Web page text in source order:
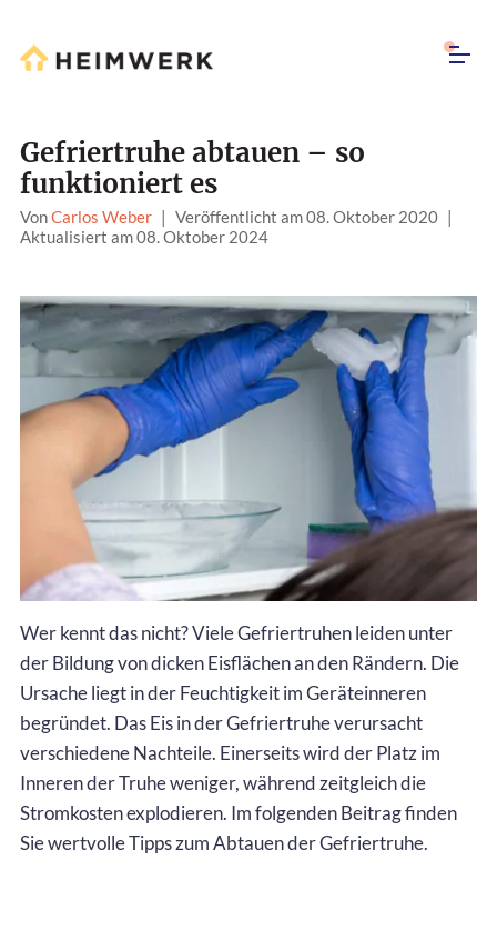
Gefriertruhe abtauen – so
funktioniert es
VonCarlos Weber | Veröffentlicht am 08. Oktober 2020 |
Aktualisiert am 08. Oktober 2024
Wer kennt das nicht? Viele Gefriertruhen leiden unter
der Bildung von dicken Eisflächen an den Rändern. Die
Ursache liegt in der Feuchtigkeit im Geräteinneren
begründet. Das Eis in der Gefriertruhe verursacht
verschiedene Nachteile. Einerseits wird der Platz im
Inneren der Truhe weniger, während zeitgleich die
Stromkosten explodieren. Im folgenden Beitrag finden
Sie wertvolle Tipps zum Abtauen der Gefriertruhe.